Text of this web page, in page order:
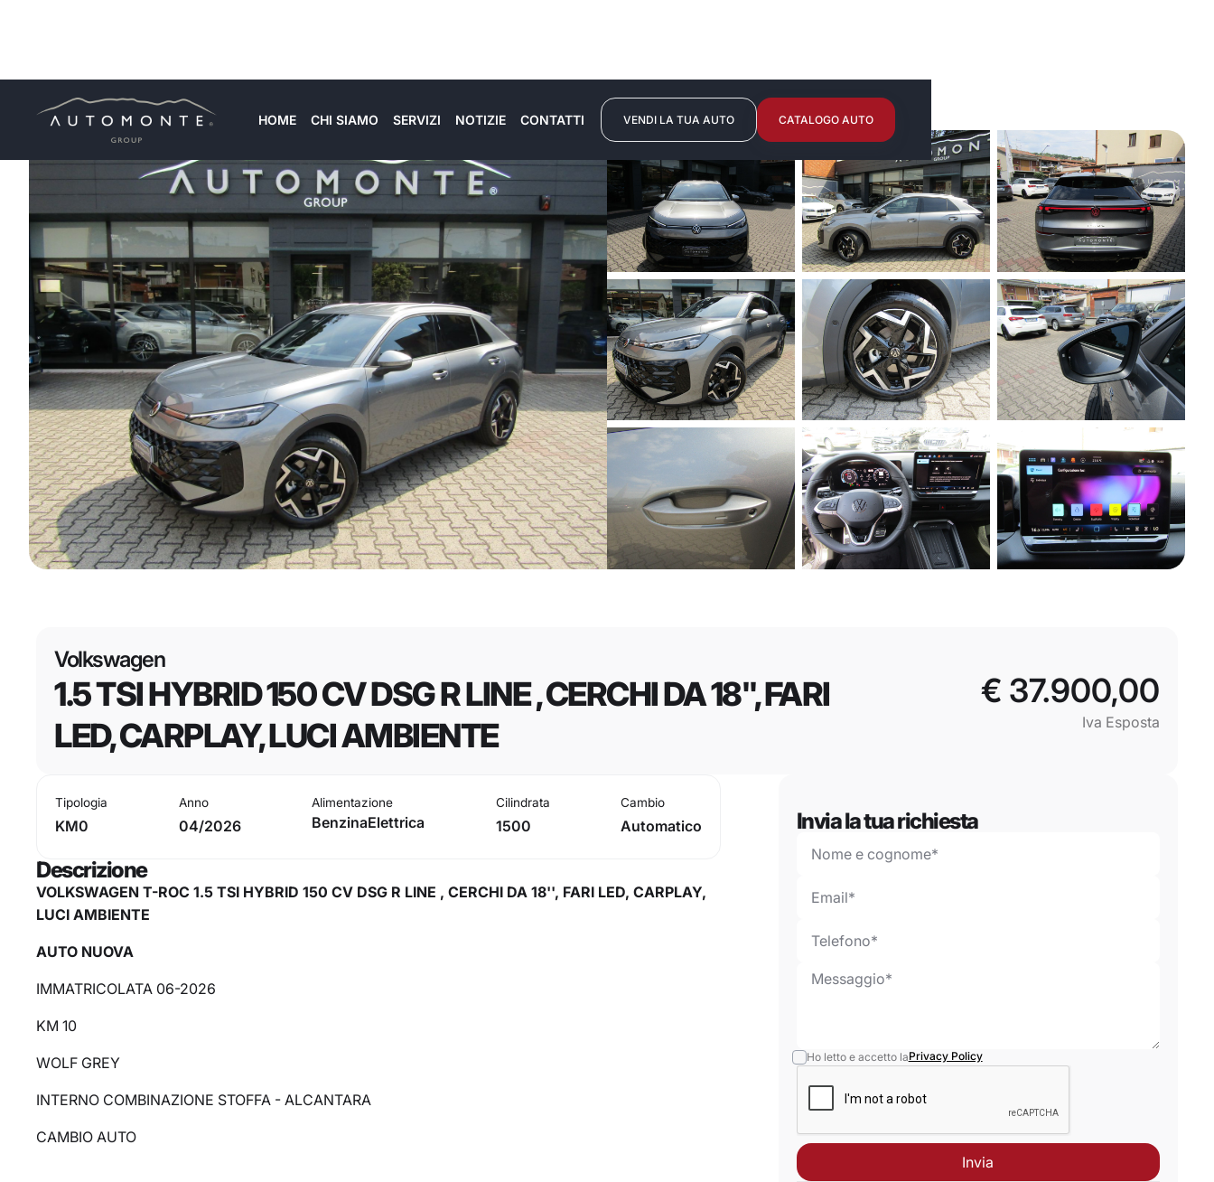
HOME CHI SIAMO SERVIZI NOTIZIE CONTATTI VENDI LA TUA AUTO CATALOGO AUTO
Volkswagen
1.5 TSI HYBRID 150 CV DSG R LINE , CERCHI DA 18'', FARI
LED, CARPLAY, LUCI AMBIENTE
€ 37.900,00
Iva Esposta
Tipologia
KM0
Anno
04/2026
Alimentazione
BenzinaElettrica
Cilindrata
1500
Cambio
Automatico
Descrizione
VOLKSWAGEN T-ROC 1.5 TSI HYBRID 150 CV DSG R LINE , CERCHI DA 18'', FARI LED, CARPLAY,
LUCI AMBIENTE
AUTO NUOVA
IMMATRICOLATA 06-2026
KM 10
WOLF GREY
INTERNO COMBINAZIONE STOFFA - ALCANTARA
CAMBIO AUTO
Invia la tua richiesta
Ho letto e accetto laPrivacy Policy